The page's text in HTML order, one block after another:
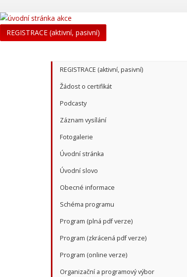
REGISTRACE (aktivní, pasivní)
REGISTRACE (aktivní, pasivní)
Žádost o certifikát
Podcasty
Záznam vysílání
Fotogalerie
Úvodní stránka
Úvodní slovo
Obecné informace
Schéma programu
Program (plná pdf verze)
Program (zkrácená pdf verze)
Program (online verze)
Organizační a programový výbor